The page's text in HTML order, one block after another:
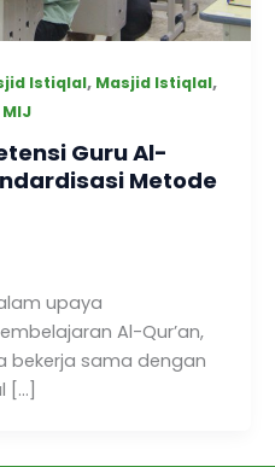
Istiqlal, Masjid Istiqlal,
MIJ
Guru Al-
Metode
upaya
Al-Qur’an,
bekerja sama dengan
[…]